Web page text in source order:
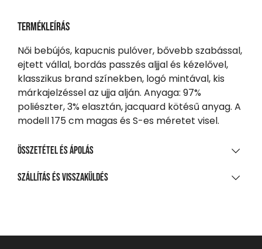
Termékleírás
Női bebújós, kapucnis pulóver, bővebb szabással,
ejtett vállal, bordás passzés aljjal és kézelővel,
klasszikus brand színekben, logó mintával, kis
márkajelzéssel az ujja alján. Anyaga: 97%
poliészter, 3% elasztán, jacquard kötésű anyag. A
modell 175 cm magas és S-es méretet visel.
Összetétel és ápolás
ANYAGÖSSZETÉTEL
Szállítás és visszaküldés